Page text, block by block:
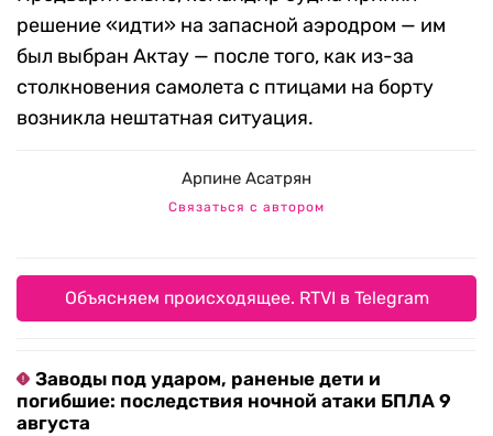
решение «идти» на запасной аэродром — им
был выбран Актау — после того, как из-за
столкновения самолета с птицами на борту
возникла нештатная ситуация.
Арпине Асатрян
Связаться с автором
Объясняем происходящее. RTVI в Telegram
Заводы под ударом, раненые дети и
погибшие: последствия ночной атаки БПЛА 9
августа